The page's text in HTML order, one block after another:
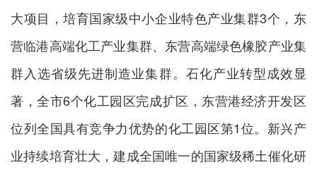
大项目，培育国家级中小企业特色产业集群3个，东
营临港高端化工产业集群、东营高端绿色橡胶产业集
群入选省级先进制造业集群。石化产业转型成效显
著，全市6个化工园区完成扩区，东营港经济开发区
位列全国具有竞争力优势的化工园区第1位。新兴产
业持续培育壮大，建成全国唯一的国家级稀土催化研